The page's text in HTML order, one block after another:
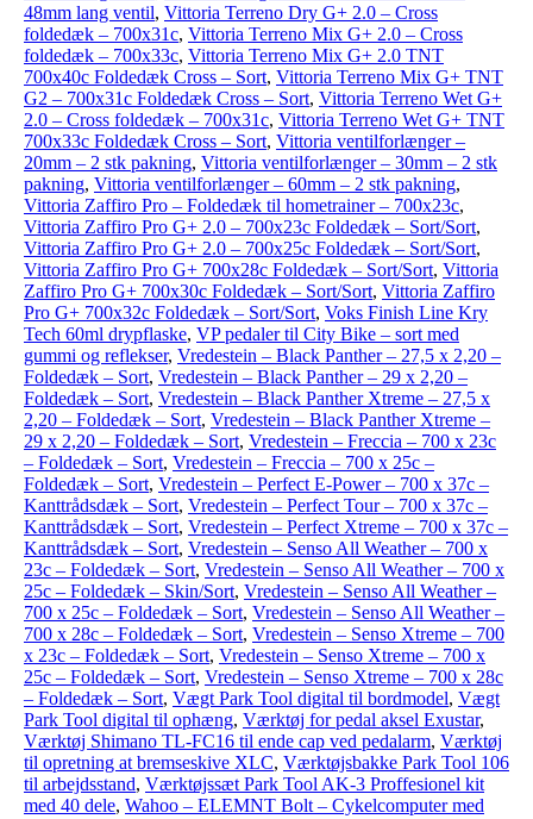
48mm lang ventil, Vittoria Terreno Dry G+ 2.0 – Cross
foldedæk – 700x31c, Vittoria Terreno Mix G+ 2.0 – Cross
foldedæk – 700x33c, Vittoria Terreno Mix G+ 2.0 TNT
700x40c Foldedæk Cross – Sort, Vittoria Terreno Mix G+ TNT
G2 – 700x31c Foldedæk Cross – Sort, Vittoria Terreno Wet G+
2.0 – Cross foldedæk – 700x31c, Vittoria Terreno Wet G+ TNT
700x33c Foldedæk Cross – Sort, Vittoria ventilforlænger –
20mm – 2 stk pakning, Vittoria ventilforlænger – 30mm – 2 stk
pakning, Vittoria ventilforlænger – 60mm – 2 stk pakning,
Vittoria Zaffiro Pro – Foldedæk til hometrainer – 700x23c,
Vittoria Zaffiro Pro G+ 2.0 – 700x23c Foldedæk – Sort/Sort,
Vittoria Zaffiro Pro G+ 2.0 – 700x25c Foldedæk – Sort/Sort,
Vittoria Zaffiro Pro G+ 700x28c Foldedæk – Sort/Sort, Vittoria
Zaffiro Pro G+ 700x30c Foldedæk – Sort/Sort, Vittoria Zaffiro
Pro G+ 700x32c Foldedæk – Sort/Sort, Voks Finish Line Kry
Tech 60ml drypflaske, VP pedaler til City Bike – sort med
gummi og reflekser, Vredestein – Black Panther – 27,5 x 2,20 –
Foldedæk – Sort, Vredestein – Black Panther – 29 x 2,20 –
Foldedæk – Sort, Vredestein – Black Panther Xtreme – 27,5 x
2,20 – Foldedæk – Sort, Vredestein – Black Panther Xtreme –
29 x 2,20 – Foldedæk – Sort, Vredestein – Freccia – 700 x 23c
– Foldedæk – Sort, Vredestein – Freccia – 700 x 25c –
Foldedæk – Sort, Vredestein – Perfect E-Power – 700 x 37c –
Kanttrådsdæk – Sort, Vredestein – Perfect Tour – 700 x 37c –
Kanttrådsdæk – Sort, Vredestein – Perfect Xtreme – 700 x 37c –
Kanttrådsdæk – Sort, Vredestein – Senso All Weather – 700 x
23c – Foldedæk – Sort, Vredestein – Senso All Weather – 700 x
25c – Foldedæk – Skin/Sort, Vredestein – Senso All Weather –
700 x 25c – Foldedæk – Sort, Vredestein – Senso All Weather –
700 x 28c – Foldedæk – Sort, Vredestein – Senso Xtreme – 700
x 23c – Foldedæk – Sort, Vredestein – Senso Xtreme – 700 x
25c – Foldedæk – Sort, Vredestein – Senso Xtreme – 700 x 28c
– Foldedæk – Sort, Vægt Park Tool digital til bordmodel, Vægt
Park Tool digital til ophæng, Værktøj for pedal aksel Exustar,
Værktøj Shimano TL-FC16 til ende cap ved pedalarm, Værktøj
til opretning at bremseskive XLC, Værktøjsbakke Park Tool 106
til arbejdsstand, Værktøjssæt Park Tool AK-3 Proffesionel kit
med 40 dele, Wahoo – ELEMNT Bolt – Cykelcomputer med